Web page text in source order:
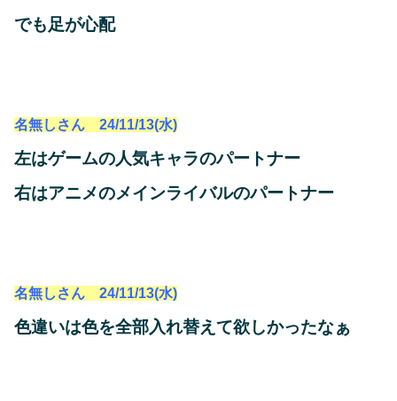
でも足が心配
名無しさん 24/11/13(水)
左はゲームの人気キャラのパートナー
右はアニメのメインライバルのパートナー
名無しさん 24/11/13(水)
色違いは色を全部入れ替えて欲しかったなぁ